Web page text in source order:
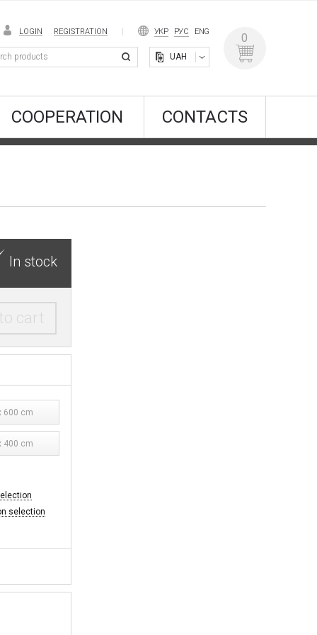
LOGIN REGISTRATION УКР РУС ENG
UAH
0
COOPERATION CONTACTS
In stock
cart
600 cm
400 cm
selection